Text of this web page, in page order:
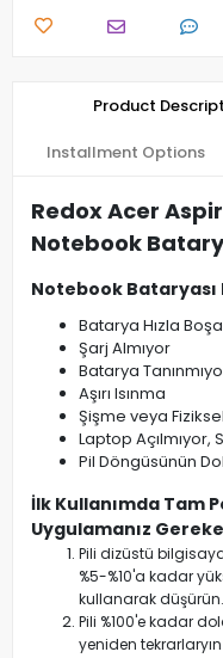
Product
Installment Options
Redox Acer
Notebook
Notebook
Batarya Hızla
Şarj Almıyor
Batarya
Aşırı Isınma
Şişme veya
Laptop Açılmıyor,
Pil Döngüsünün
İlk Kullanımda Tam
Uygulamanız
Pili dizüstü
%5-%10'a kadar
kullanarak düşürün.
Pili %100'e kadar
yeniden tekrarlaryın